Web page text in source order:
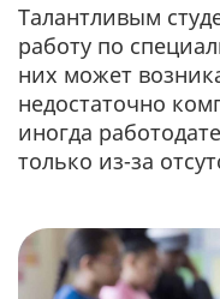
Талантливым
работу по
них может
недостаточно
иногда
только из-за